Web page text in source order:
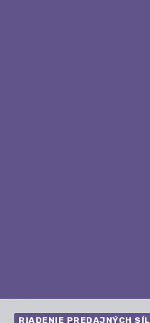
RIADENIE PREDAJNÝCH SÍL